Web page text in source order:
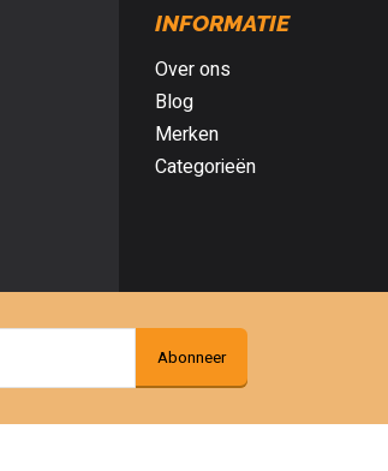
INFORMATIE
Over ons
Blog
Merken
Categorieën
Abonneer